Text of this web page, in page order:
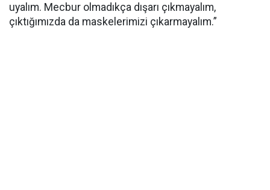
uyalım. Mecbur olmadıkça dışarı çıkmayalım,
çıktığımızda da maskelerimizi çıkarmayalım.”